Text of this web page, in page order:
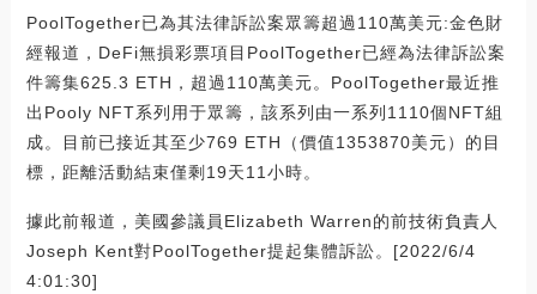
PoolTogether已為其法律訴訟案眾籌超過110萬美元:金色財
經報道，DeFi無損彩票項目PoolTogether已經為法律訴訟案
件籌集625.3 ETH，超過110萬美元。PoolTogether最近推
出Pooly NFT系列用于眾籌，該系列由一系列1110個NFT組
成。目前已接近其至少769 ETH（價值1353870美元）的目
標，距離活動結束僅剩19天11小時。
據此前報道，美國參議員Elizabeth Warren的前技術負責人
Joseph Kent對PoolTogether提起集體訴訟。[2022/6/4
4:01:30]